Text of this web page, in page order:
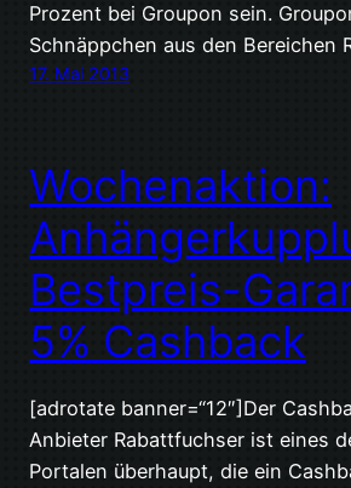
Prozent bei Groupon sein.
Schnäppchen aus den Bereichen
17. Mai 2013
Wochenaktion:
Bestpreis-
5% Cashback
[adrotate banner=“12″]Der
Anbieter Rabattfuchser ist eines
Portalen überhaupt, die ein